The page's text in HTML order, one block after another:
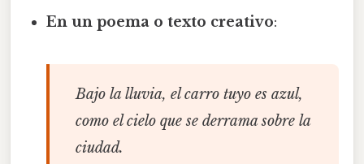
En un poema o texto creativo:
Bajo la lluvia, el carro tuyo es azul,
como el cielo que se derrama sobre la
ciudad.